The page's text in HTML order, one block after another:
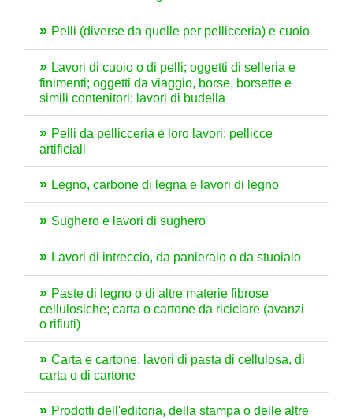
Pelli (diverse da quelle per pellicceria) e cuoio
Lavori di cuoio o di pelli; oggetti di selleria e
finimenti; oggetti da viaggio, borse, borsette e
simili contenitori; lavori di budella
Pelli da pellicceria e loro lavori; pellicce
artificiali
Legno, carbone di legna e lavori di legno
Sughero e lavori di sughero
Lavori di intreccio, da panieraio o da stuoiaio
Paste di legno o di altre materie fibrose
cellulosiche; carta o cartone da riciclare (avanzi
o rifiuti)
Carta e cartone; lavori di pasta di cellulosa, di
carta o di cartone
Prodotti dell'editoria, della stampa o delle altre